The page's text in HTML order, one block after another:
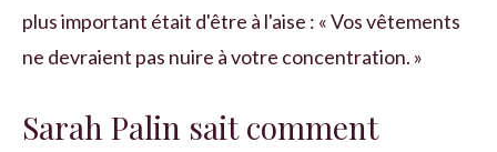
plus important était d'être à l'aise : « Vos vêtements
ne devraient pas nuire à votre concentration. »
Sarah Palin sait comment